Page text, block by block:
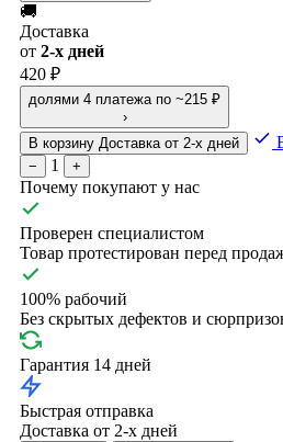
🚚
Доставка
от 2-х дней
420 ₽
долями 4 платежа по ~215 ₽
›
В корзину Доставка от 2-х дней
− 1 +
Почему покупают у нас
Проверен специалистом
Товар протестирован перед
100% рабочий
Без скрытых дефектов и
Гарантия 14 дней
Быстрая отправка
Доставка от 2-х дней